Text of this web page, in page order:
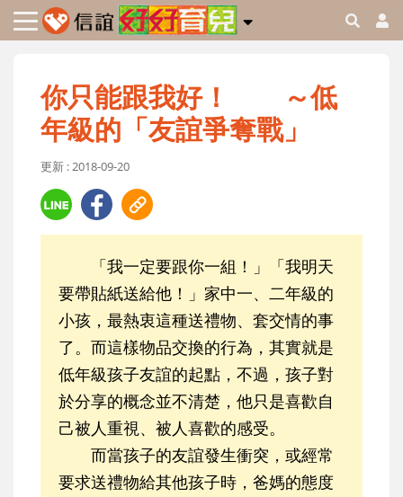
你只能跟我好！ ～低
年級的「友誼爭奪戰」
更新 : 2018-09-20
「我一定要跟你一組！」「我明天
要帶貼紙送給他！」家中一、二年級的
小孩，最熱衷這種送禮物、套交情的事
了。而這樣物品交換的行為，其實就是
低年級孩子友誼的起點，不過，孩子對
於分享的概念並不清楚，他只是喜歡自
己被人重視、被人喜歡的感受。
而當孩子的友誼發生衝突，或經常
要求送禮物給其他孩子時，爸媽的態度